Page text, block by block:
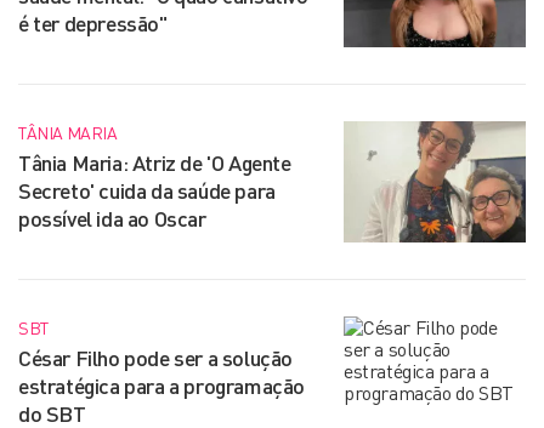
é ter depressão"
TÂNIA MARIA
Tânia Maria: Atriz de 'O Agente
Secreto' cuida da saúde para
possível ida ao Oscar
SBT
César Filho pode ser a solução
estratégica para a programação
do SBT